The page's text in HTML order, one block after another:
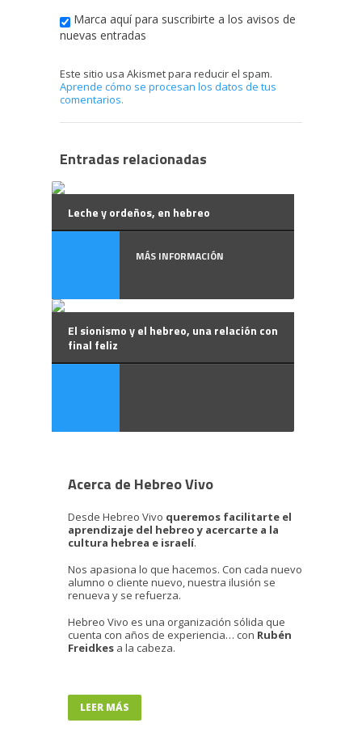
Marca aquí para suscribirte a los avisos de
nuevas entradas
Este sitio usa Akismet para reducir el spam.
Aprende cómo se procesan los datos de tus
comentarios.
Entradas relacionadas
Leche y ordeños, en hebreo
MÁS INFORMACIÓN
El sionismo y el hebreo, una relación con
final feliz
Acerca de Hebreo Vivo
Desde Hebreo Vivo queremos facilitarte el
aprendizaje del hebreo y acercarte a la
cultura hebrea e israelí.
Nos apasiona lo que hacemos. Con cada nuevo
alumno o cliente nuevo, nuestra ilusión se
renueva y se refuerza.
Hebreo Vivo es una organización sólida que
cuenta con años de experiencia… con Rubén
Freidkes a la cabeza.
LEER MÁS